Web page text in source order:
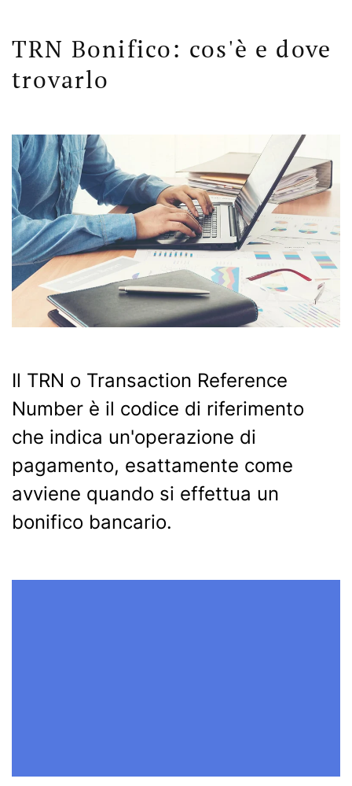
TRN Bonifico: cos'è e dove
trovarlo
Il TRN o Transaction Reference
Number è il codice di riferimento
che indica un'operazione di
pagamento, esattamente come
avviene quando si effettua un
bonifico bancario.